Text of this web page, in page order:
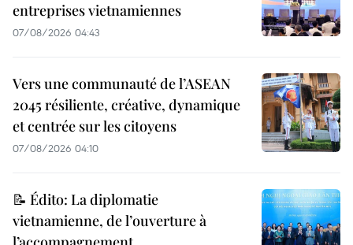
entreprises vietnamiennes
07/08/2026 04:43
Vers une communauté de l’ASEAN
2045 résiliente, créative, dynamique
et centrée sur les citoyens
07/08/2026 04:10
📝 Édito: La diplomatie
vietnamienne, de l’ouverture à